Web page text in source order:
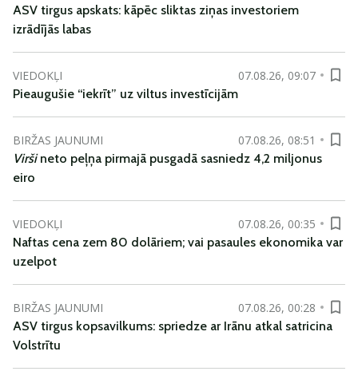
ASV tirgus apskats: kāpēc sliktas ziņas investoriem
izrādījās labas
VIEDOKĻI
07.08.26, 09:07
Pieaugušie “iekrīt” uz viltus investīcijām
BIRŽAS JAUNUMI
07.08.26, 08:51
Viršineto peļņa pirmajā pusgadā sasniedz 4,2 miljonus
eiro
VIEDOKĻI
07.08.26, 00:35
Naftas cena zem 80 dolāriem; vai pasaules ekonomika var
uzelpot
BIRŽAS JAUNUMI
07.08.26, 00:28
ASV tirgus kopsavilkums: spriedze ar Irānu atkal satricina
Volstrītu